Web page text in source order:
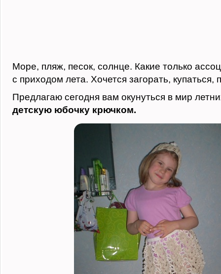
Море, пляж, песок, солнце. Какие только
с приходом лета. Хочется загорать, купаться,
Предлагаю сегодня вам окунуться в мир
детскую юбочку крючком.